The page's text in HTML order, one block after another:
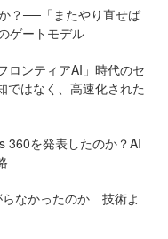
？──「またやり直せば
ゲートモデル
ロンティアAI」時代のセ
はなく、高速化された
360を発表したのか？AI
らなかったのか 技術よ